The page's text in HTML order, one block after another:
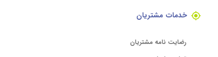
خدمات مشتریان
رضایت نامه مشتریان